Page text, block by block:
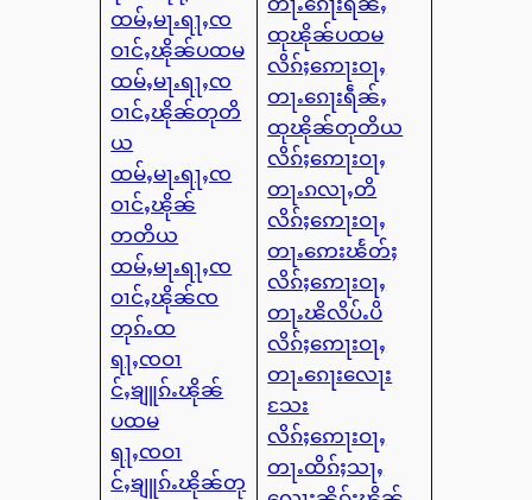
ထမ်ႇမႃႉရႃႇၸ
ဝၢင်ႇၽိုၼ်ပထမ
ထမ်ႇမႃႉရႃႇၸ
ဝၢင်ႇၽိုၼ်တုတိ
ယ
ထမ်ႇမႃႉရႃႇၸ
ဝၢင်ႇၽိုၼ်
တတိယ
ထမ်ႇမႃႉရႃႇၸ
ဝၢင်ႇၽိုၼ်ၸ
တုၵ်ႉထ
ရႃႇၸဝၢ
င်ႇၶျူၵ်ႉၽိုၼ်
ပထမ
ရႃႇၸဝၢ
င်ႇၶျူၵ်ႉၽိုၼ်တု
ထုၽိုၼ်ပထမ
လိၵ်ႈဢေႃးဝႃႇ
တႃႉၵေႃးရဵၼ်ႇ
ထုၽိုၼ်တုတိယ
လိၵ်ႈဢေႃးဝႃႇ
တႃႉၵလႃႇတိ
လိၵ်ႈဢေႃးဝႃႇ
တႃႉဢေးၽႅတ်ႈ
လိၵ်ႈဢေႃးဝႃႇ
တႃႉၽိလိပ်ႉပိ
လိၵ်ႈဢေႃးဝႃႇ
တႃႉၵေႃးလေႃး
သႄး
လိၵ်ႈဢေႃးဝႃႇ
တႃႉထိၵ်ႈသႃႇ